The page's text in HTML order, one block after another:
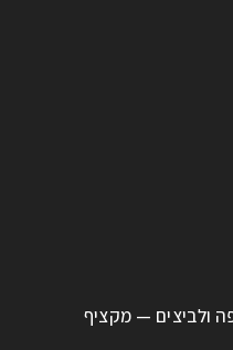
ולביצים — מקציף